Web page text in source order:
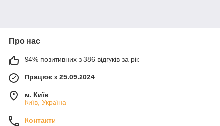
Про нас
94% позитивних з 386 відгуків за рік
Працює з 25.09.2024
м. Київ
Київ, Україна
Контакти